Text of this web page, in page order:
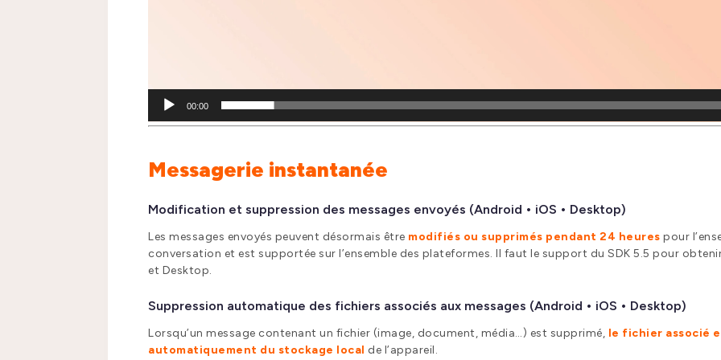
00:00
Messagerie instantanée
Modification et suppression des messages envoyés (Android • iOS • Desktop)
Les messages envoyés peuvent désormais être modifiés ou supprimés pendant 24 heures pour
conversation et est supportée sur l’ensemble des plateformes. Il faut le support du SDK 5.5 pour
et Desktop.
Suppression automatique des fichiers associés aux messages (Android • iOS • Desktop)
Lorsqu’un message contenant un fichier (image, document, média…) est supprimé, le fichier associé
automatiquement du stockage local de l’appareil.